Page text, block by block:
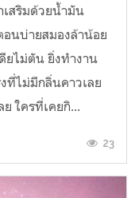
เสริมด้วยน้ำมัน
อนบ่ายสมองล้าน้อย
ยไม่ตัน ยิ่งทำงาน
ที่ไม่มีกลิ่นคาวเลย
ใครที่เคยกิ...
23